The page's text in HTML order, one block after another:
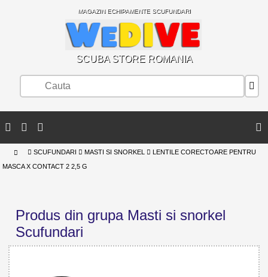
MAGAZIN ECHIPAMENTE SCUFUNDARI
SCUBA STORE ROMANIA
SCUFUNDARI MASTI SI SNORKEL LENTILE CORECTOARE PENTRU
MASCA X CONTACT 2 2,5 G
Produs din grupa Masti si snorkel
Scufundari